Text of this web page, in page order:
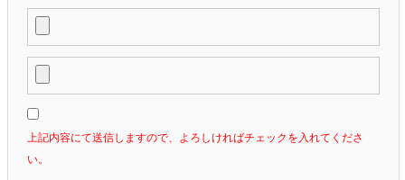
上記内容にて送信しますので、よろしければチェックを入れてくださ
い。